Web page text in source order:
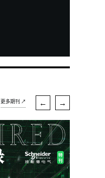
更多期刊 ↗ ← →